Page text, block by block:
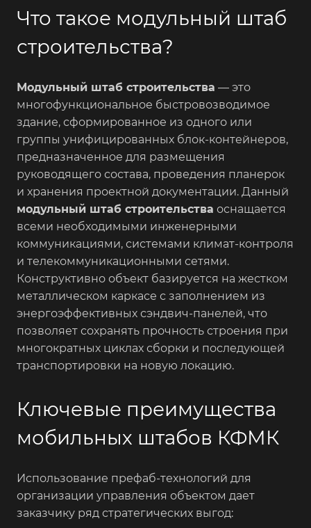
Что такое модульный штаб
строительства?
Модульный штаб строительства — это
многофункциональное быстровозводимое
здание, сформированное из одного или
группы унифицированных блок-контейнеров,
предназначенное для размещения
руководящего состава, проведения планерок
и хранения проектной документации. Данный
модульный штаб строительства оснащается
всеми необходимыми инженерными
коммуникациями, системами климат-контроля
и телекоммуникационными сетями.
Конструктивно объект базируется на жестком
металлическом каркасе с заполнением из
энергоэффективных сэндвич-панелей, что
позволяет сохранять прочность строения при
многократных циклах сборки и последующей
транспортировки на новую локацию.
Ключевые преимущества
мобильных штабов КФМК
Использование префаб-технологий для
организации управления объектом дает
заказчику ряд стратегических выгод: